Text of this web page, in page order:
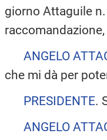
giorno Attaguile
ANGELO
che mi dà per
PRESIDENTE.
ANGELO